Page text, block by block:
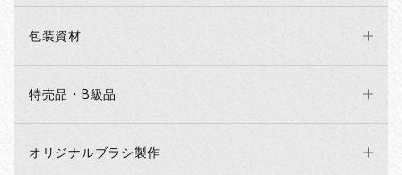
包装資材
特売品・B級品
オリジナルブラシ製作